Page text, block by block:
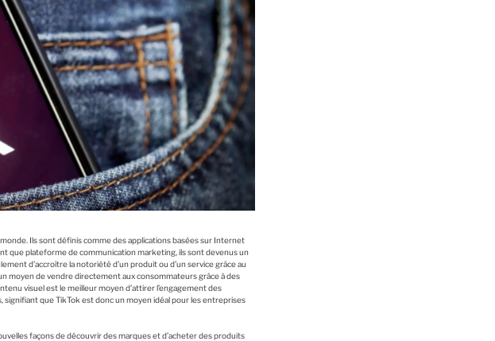
Ils sont définis comme des applications basées sur Internet
que plateforme de communication marketing, ils sont devenus un
d’accroître la notoriété d’un produit ou d’un service grâce au
moyen de vendre directement aux consommateurs grâce à des
visuel est le meilleur moyen d’attirer l’engagement des
que TikTok est donc un moyen idéal pour les entreprises
façons de découvrir des marques et d’acheter des produits